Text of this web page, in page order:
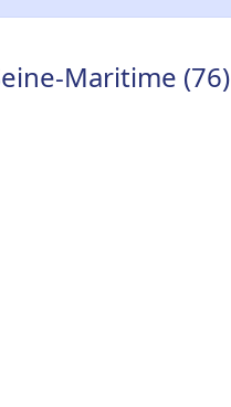
Maritime (76)